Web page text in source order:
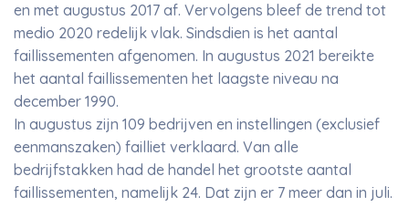
en met augustus 2017 af. Vervolgens bleef de trend tot
medio 2020 redelijk vlak. Sindsdien is het aantal
faillissementen afgenomen. In augustus 2021 bereikte
het aantal faillissementen het laagste niveau na
december 1990.
In augustus zijn 109 bedrijven en instellingen (exclusief
eenmanszaken) failliet verklaard. Van alle
bedrijfstakken had de handel het grootste aantal
faillissementen, namelijk 24. Dat zijn er 7 meer dan in juli.